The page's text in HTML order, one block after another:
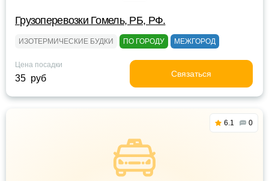
Грузоперевозки Гомель, РБ, РФ.
ИЗОТЕРМИЧЕСКИЕ БУДКИ ПО ГОРОДУ МЕЖГОРОД
Цена посадки
35 руб Связаться
6.1 0